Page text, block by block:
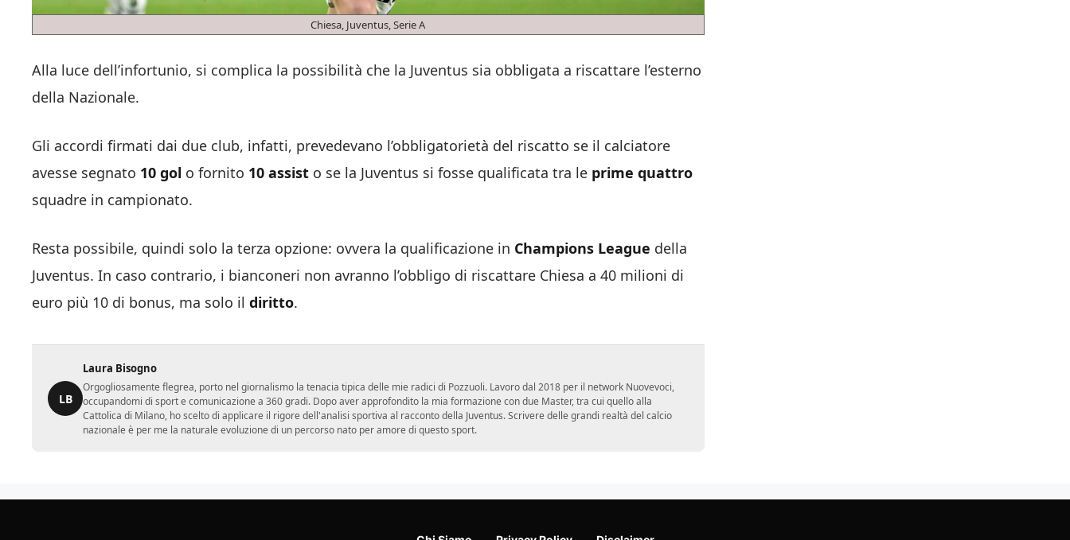
Chiesa, Juventus, Serie A
Alla luce dell’infortunio, si complica la possibilità che la Juventus sia obbligata a riscattare l’esterno
della Nazionale.
Gli accordi firmati dai due club, infatti, prevedevano l’obbligatorietà del riscatto se il calciatore
avesse segnato 10 gol o fornito 10 assist o se la Juventus si fosse qualificata tra le prime quattro
squadre in campionato.
Resta possibile, quindi solo la terza opzione: ovvera la qualificazione in Champions League della
Juventus. In caso contrario, i bianconeri non avranno l’obbligo di riscattare Chiesa a 40 milioni di
euro più 10 di bonus, ma solo il diritto.
LB
Laura Bisogno
Orgogliosamente flegrea, porto nel giornalismo la tenacia tipica delle mie radici di Pozzuoli. Lavoro dal 2018 per il network Nuovevoci,
occupandomi di sport e comunicazione a 360 gradi. Dopo aver approfondito la mia formazione con due Master, tra cui quello alla
Cattolica di Milano, ho scelto di applicare il rigore dell'analisi sportiva al racconto della Juventus. Scrivere delle grandi realtà del calcio
nazionale è per me la naturale evoluzione di un percorso nato per amore di questo sport.